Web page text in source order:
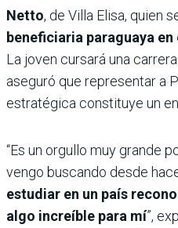
Netto, de Villa Elisa, quien
beneficiaria paraguaya
La joven cursará una
aseguró que representar a
estratégica constituye un
“Es un orgullo muy grande
vengo buscando desde
estudiar en un país
algo increíble para mí”,